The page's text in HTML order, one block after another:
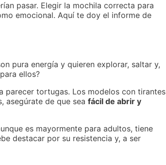
pasar. Elegir la mochila correcta para
emocional. Aquí te doy el informe de
pura energía y quieren explorar, saltar y,
ellos?
parecer tortugas. Los modelos con tirantes
asegúrate de que sea fácil de abrir y
es mayormente para adultos, tiene
destacar por su resistencia y, a ser